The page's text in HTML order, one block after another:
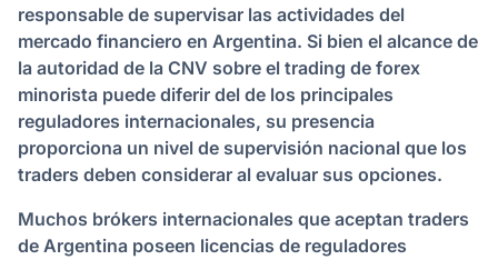
responsable de supervisar las actividades del
mercado financiero en Argentina. Si bien el alcance de
la autoridad de la CNV sobre el trading de forex
minorista puede diferir del de los principales
reguladores internacionales, su presencia
proporciona un nivel de supervisión nacional que los
traders deben considerar al evaluar sus opciones.
Muchos brókers internacionales que aceptan traders
de Argentina poseen licencias de reguladores